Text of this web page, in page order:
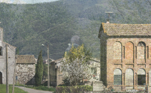
Vignobles et
viticoles
savoureuses
et artisans
Nos sites et musées
Patrimoine médiéval
Les grottes
Terre d’industrie